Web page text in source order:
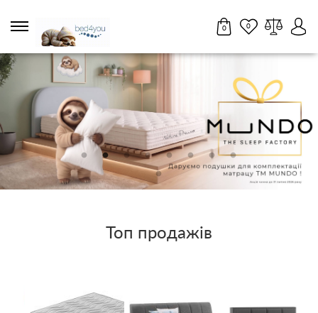
Партнерам Салони17
0 800 211 431
11:00 - 18:45 пн-нд
Матраци
Топери / футони
0 0
Топ продажів